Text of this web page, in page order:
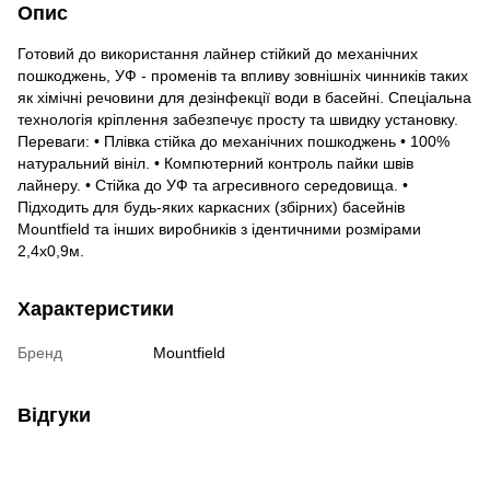
Опис
Готовий до використання лайнер стійкий до механічних
пошкоджень, УФ - променів та впливу зовнішніх чинників таких
як хімічні речовини для дезінфекції води в басейні. Спеціальна
технологія кріплення забезпечує просту та швидку установку.
Переваги: • Плівка стійка до механічних пошкоджень • 100%
натуральний вініл. • Компютерний контроль пайки швів
лайнеру. • Стійка до УФ та агресивного середовища. •
Підходить для будь-яких каркасних (збірних) басейнів
Mountfield та інших виробників з ідентичними розмірами
2,4х0,9м.
Характеристики
Бренд Mountfield
Відгуки